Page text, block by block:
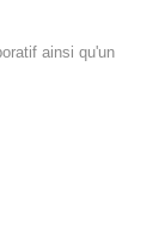
ainsi qu'un